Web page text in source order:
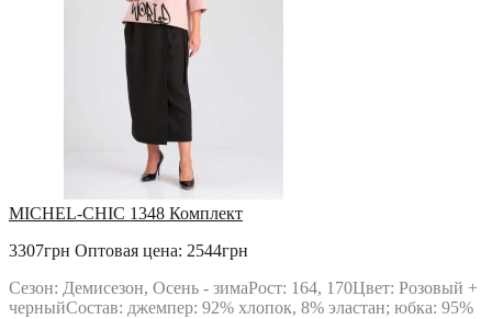
MICHEL-CHIC 1348 Комплект
3307грн Оптовая цена: 2544грн
Сезон: Демисезон, Осень - зимаРост: 164, 170Цвет: Розовый +
черныйСостав: джемпер: 92% хлопок, 8% эластан; юбка: 95%